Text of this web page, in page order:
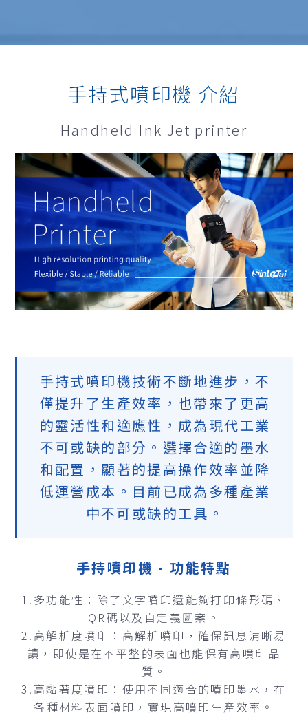
手持式噴印機 介紹
Handheld Ink Jet printer
手持式噴印機技術不斷地進步，不
僅提升了生產效率，也帶來了更高
的靈活性和適應性，成為現代工業
不可或缺的部分。選擇合適的墨水
和配置，顯著的提高操作效率並降
低運營成本。目前已成為多種產業
中不可或缺的工具。
手持噴印機 - 功能特點
1.多功能性：除了文字噴印還能夠打印條形碼、
QR碼以及自定義圖案。
2.高解析度噴印：高解析噴印，確保訊息清晰易
讀，即使是在不平整的表面也能保有高噴印品
質。
3.高黏著度噴印：使用不同適合的噴印墨水，在
各種材料表面噴印，實現高噴印生產效率。